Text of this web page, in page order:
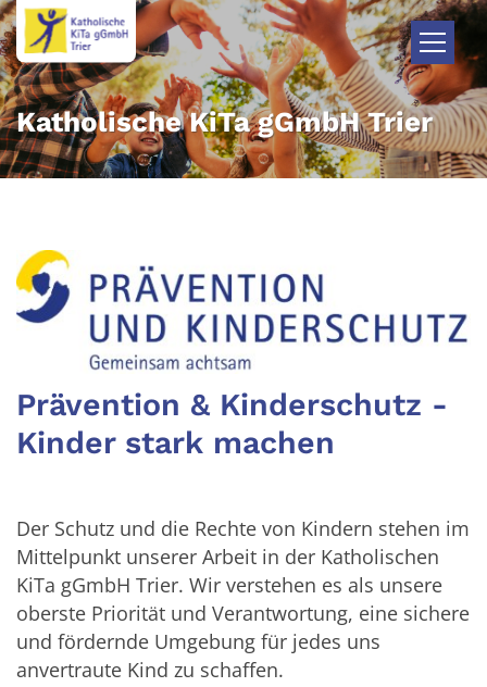
Zum Inhalt springen
Katholische KiTa gGmbH Trier
Prävention & Kinderschutz -
Kinder stark machen
Der Schutz und die Rechte von Kindern stehen im
Mittelpunkt unserer Arbeit in der Katholischen
KiTa gGmbH Trier. Wir verstehen es als unsere
oberste Priorität und Verantwortung, eine sichere
und fördernde Umgebung für jedes uns
anvertraute Kind zu schaffen.